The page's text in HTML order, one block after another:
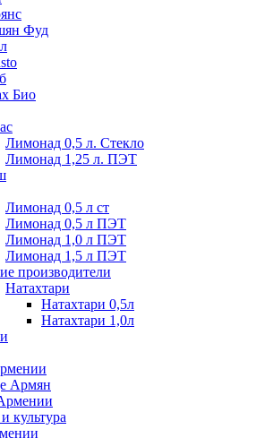
Фуд
Био
Лимонад 0,5 л. Стекло
Лимонад 1,25 л. ПЭТ
Лимонад 0,5 л ст
Лимонад 0,5 л ПЭТ
Лимонад 1,0 л ПЭТ
Лимонад 1,5 л ПЭТ
производители
Натахтари
Натахтари 0,5л
Натахтари 1,0л
Армян
культура